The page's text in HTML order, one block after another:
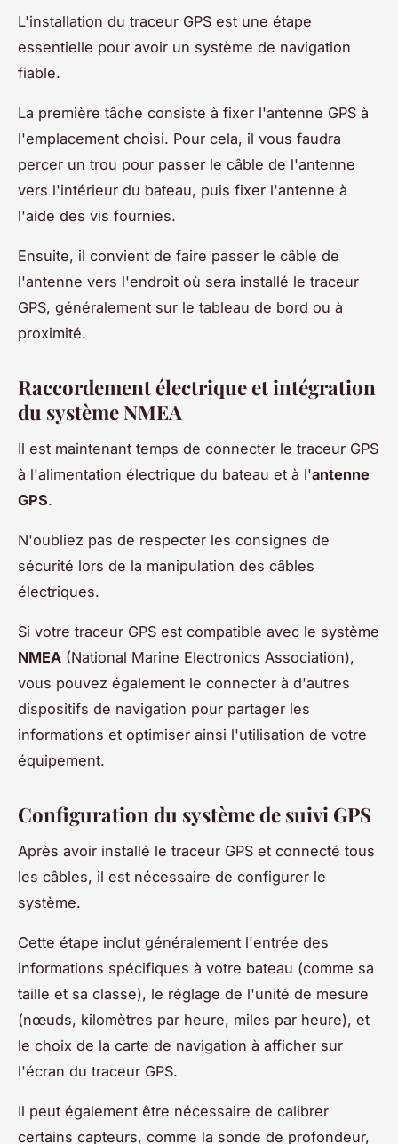
L'installation du traceur GPS est une étape
essentielle pour avoir un système de navigation
fiable.
La première tâche consiste à fixer l'antenne GPS à
l'emplacement choisi. Pour cela, il vous faudra
percer un trou pour passer le câble de l'antenne
vers l'intérieur du bateau, puis fixer l'antenne à
l'aide des vis fournies.
Ensuite, il convient de faire passer le câble de
l'antenne vers l'endroit où sera installé le traceur
GPS, généralement sur le tableau de bord ou à
proximité.
Raccordement électrique et intégration
du système NMEA
Il est maintenant temps de connecter le traceur GPS
à l'alimentation électrique du bateau et à l'antenne
GPS.
N'oubliez pas de respecter les consignes de
sécurité lors de la manipulation des câbles
électriques.
Si votre traceur GPS est compatible avec le système
NMEA (National Marine Electronics Association),
vous pouvez également le connecter à d'autres
dispositifs de navigation pour partager les
informations et optimiser ainsi l'utilisation de votre
équipement.
Configuration du système de suivi GPS
Après avoir installé le traceur GPS et connecté tous
les câbles, il est nécessaire de configurer le
système.
Cette étape inclut généralement l'entrée des
informations spécifiques à votre bateau (comme sa
taille et sa classe), le réglage de l'unité de mesure
(nœuds, kilomètres par heure, miles par heure), et
le choix de la carte de navigation à afficher sur
l'écran du traceur GPS.
Il peut également être nécessaire de calibrer
certains capteurs, comme la sonde de profondeur,